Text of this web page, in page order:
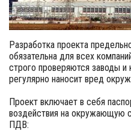
Разработка проекта
обязательна для всех
строго проверяются заводы и
регулярно наносит вред
Проект включает в себя
воздействия на окружающую
ПДВ: